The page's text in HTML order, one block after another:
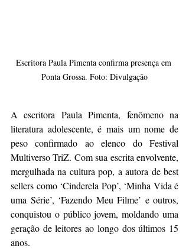
Escritora Paula Pimenta confirma presença em
Ponta Grossa. Foto: Divulgação
A escritora Paula Pimenta, fenômeno na
literatura adolescente, é mais um nome de
peso confirmado ao elenco do Festival
Multiverso TriZ. Com sua escrita envolvente,
mergulhada na cultura pop, a autora de best
sellers como ‘Cinderela Pop’, ‘Minha Vida é
uma Série’, ‘Fazendo Meu Filme’ e outros,
conquistou o público jovem, moldando uma
geração de leitores ao longo dos últimos 15
anos.